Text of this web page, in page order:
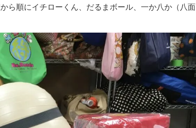
ら順にイチローくん、だるまボール、一か八か（八面